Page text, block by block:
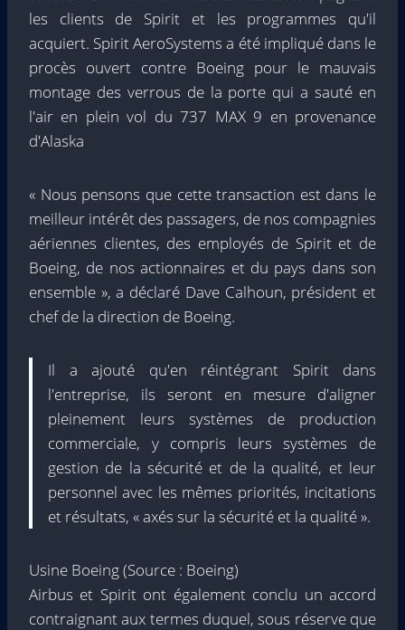
les clients de Spirit et les programmes qu'il
acquiert. Spirit AeroSystems a été impliqué dans le
procès ouvert contre Boeing pour le mauvais
montage des verrous de la porte qui a sauté en
l'air en plein vol du 737 MAX 9 en provenance
d'Alaska
« Nous pensons que cette transaction est dans le
meilleur intérêt des passagers, de nos compagnies
aériennes clientes, des employés de Spirit et de
Boeing, de nos actionnaires et du pays dans son
ensemble », a déclaré Dave Calhoun, président et
chef de la direction de Boeing.
Il a ajouté qu'en réintégrant Spirit dans
l'entreprise, ils seront en mesure d'aligner
pleinement leurs systèmes de production
commerciale, y compris leurs systèmes de
gestion de la sécurité et de la qualité, et leur
personnel avec les mêmes priorités, incitations
et résultats, « axés sur la sécurité et la qualité ».
Usine Boeing (Source : Boeing)
Airbus et Spirit ont également conclu un accord
contraignant aux termes duquel, sous réserve que